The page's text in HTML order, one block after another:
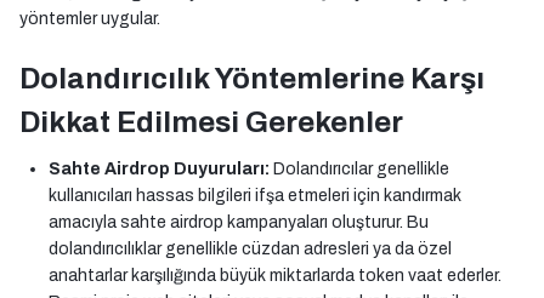
yöntemler uygular.
Dolandırıcılık Yöntemlerine Karşı
Dikkat Edilmesi Gerekenler
Sahte Airdrop Duyuruları: Dolandırıcılar genellikle
kullanıcıları hassas bilgileri ifşa etmeleri için kandırmak
amacıyla sahte airdrop kampanyaları oluşturur. Bu
dolandırıcılıklar genellikle cüzdan adresleri ya da özel
anahtarlar karşılığında büyük miktarlarda token vaat ederler.